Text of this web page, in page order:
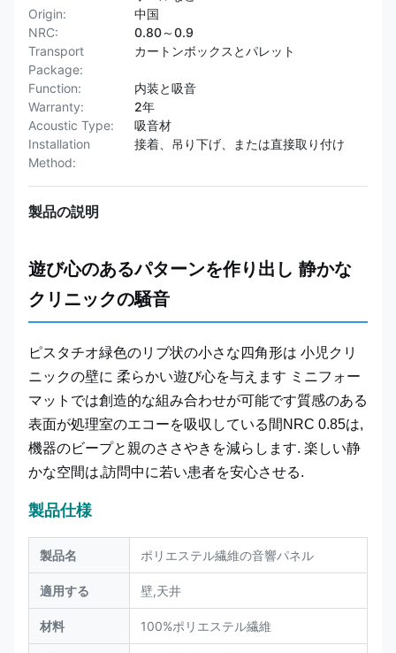
Origin:
中国
NRC:
0.80～0.9
Transport
Package:
カートンボックスとパレット
Function:
内装と吸音
Warranty:
2年
Acoustic Type:
吸音材
Installation
Method:
接着、吊り下げ、または直接取り付け
製品の説明
遊び心のあるパターンを作り出し 静かな
クリニックの騒音
ピスタチオ緑色のリブ状の小さな四角形は 小児クリ
ニックの壁に 柔らかい遊び心を与えます ミニフォー
マットでは創造的な組み合わせが可能です質感のある
表面が処理室のエコーを吸収している間NRC 0.85は,
機器のビープと親のささやきを減らします. 楽しい静
かな空間は,訪問中に若い患者を安心させる.
製品仕様
製品名 ポリエステル繊維の音響パネル
適用する 壁,天井
材料 100%ポリエステル繊維